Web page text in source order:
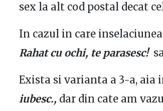
sex la alt cod postal decat
In cazul in care
Rahat cu ochi, te parasesc!
Exista si varianta a 3-a, aia
iubesc., dar din cate am